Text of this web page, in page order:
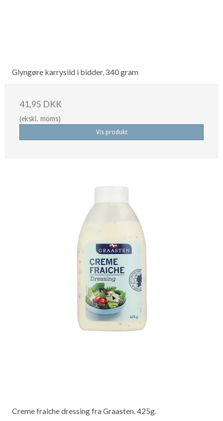
Glyngøre karrysild i bidder, 340 gram
41,95 DKK
(ekskl. moms)
Vis produkt
Creme fraiche dressing fra Graasten. 425g.